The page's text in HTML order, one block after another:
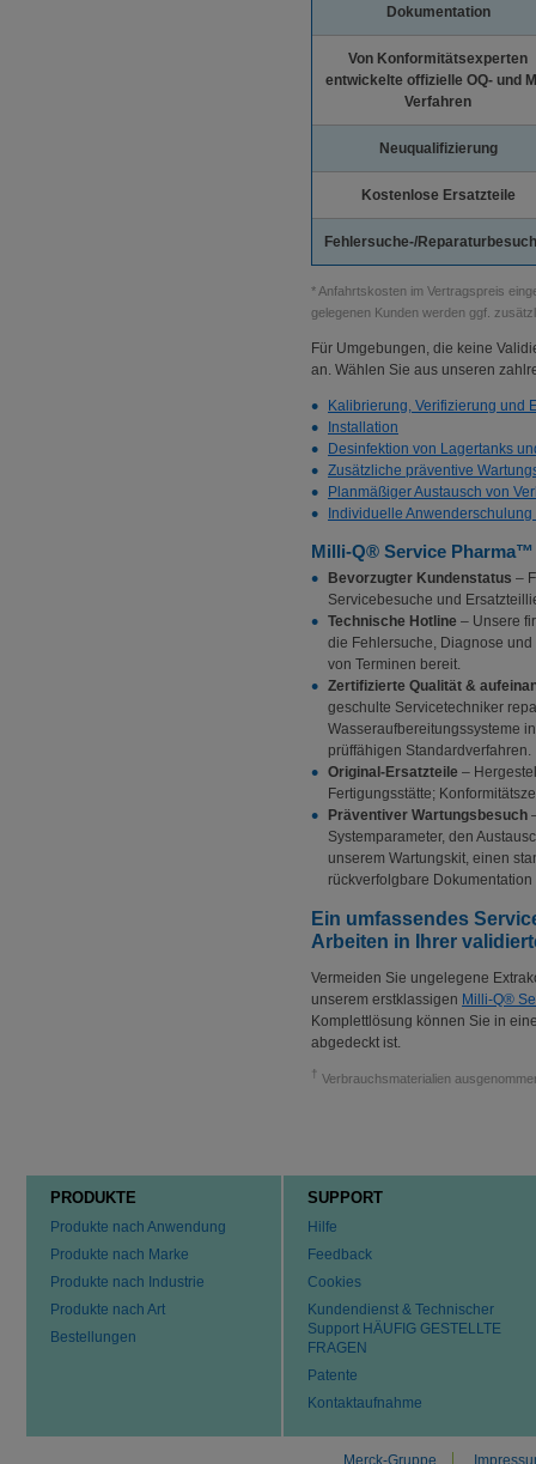
Dokumentation
Von Konformitätsexperten
entwickelte offizielle OQ- und
Verfahren
Neuqualifizierung
Kostenlose Ersatzteile
Fehlersuche-/
* Anfahrtskosten im Vertragspreis
gelegenen Kunden werden ggf.
Für Umgebungen, die keine
an. Wählen Sie aus unseren
Kalibrierung, Verifizierung und
Installation
Desinfektion von Lagertanks
Zusätzliche präventive
Planmäßiger Austausch von
Individuelle
Milli-Q® Service Pharma™
Bevorzugter Kundenstatus –
Servicebesuche und
Technische Hotline – Unsere
die Fehlersuche, Diagnose
von Terminen bereit.
Zertifizierte Qualität &
geschulte Servicetechniker
Wasseraufbereitungssysteme
prüffähigen Standardverfahren.
Original-Ersatzteile –
Fertigungsstätte;
Präventiver Wartungsbesuch
Systemparameter, den
unserem Wartungskit, einen
rückverfolgbare
Ein umfassendes
Arbeiten in Ihrer
Vermeiden Sie ungelegene
unserem erstklassigen Milli-Q®
Komplettlösung können Sie in
abgedeckt ist.
† Verbrauchsmaterialien
PRODUKTE
Produkte nach Anwendung
Produkte nach Marke
Produkte nach Industrie
Produkte nach Art
Bestellungen
SUPPORT
Hilfe
Feedback
Cookies
Kundendienst & Technischer
Support HÄUFIG GESTELLTE
FRAGEN
Patente
Kontaktaufnahme
Merck-Gruppe